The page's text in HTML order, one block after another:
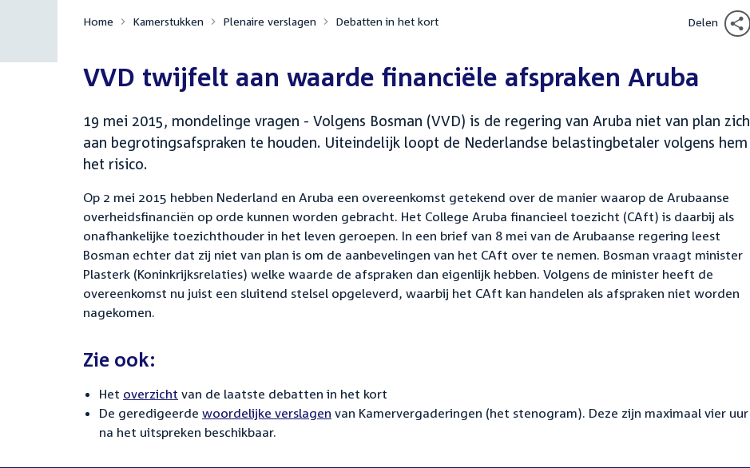
Home Kamerstukken Plenaire verslagen Debatten in het kort Delen
VVD twijfelt aan waarde financiële afspraken Aruba
19 mei 2015, mondelinge vragen - Volgens Bosman (VVD) is de regering van Aruba niet van plan zich
aan begrotingsafspraken te houden. Uiteindelijk loopt de Nederlandse belastingbetaler volgens hem
het risico.
Op 2 mei 2015 hebben Nederland en Aruba een overeenkomst getekend over de manier waarop de Arubaanse
overheidsfinanciën op orde kunnen worden gebracht. Het College Aruba financieel toezicht (CAft) is daarbij als
onafhankelijke toezichthouder in het leven geroepen. In een brief van 8 mei van de Arubaanse regering leest
Bosman echter dat zij niet van plan is om de aanbevelingen van het CAft over te nemen. Bosman vraagt minister
Plasterk (Koninkrijksrelaties) welke waarde de afspraken dan eigenlijk hebben. Volgens de minister heeft de
overeenkomst nu juist een sluitend stelsel opgeleverd, waarbij het CAft kan handelen als afspraken niet worden
nagekomen.
Zie ook:
Het overzicht van de laatste debatten in het kort
De geredigeerde woordelijke verslagen van Kamervergaderingen (het stenogram). Deze zijn maximaal vier uur
na het uitspreken beschikbaar.